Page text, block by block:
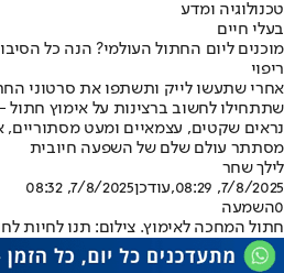
טכנולוגיה ומדע
בעלי חיים
מוכנים ליום החתול העולמי? הנה כל
ריפוי
אחרי שתעשו לייק ותשתפו את סרטוני
שתתחילו לחשוב ברצינות על אימוץ חתול -
נראים שקטים, עצמאיים ומעט
מסתתר עולם שלם של השפעה חיובית
לילך שחר
7/8/2025, 08:29
,עודכן7/8/2025, 08:32
0השמעה
חתול המחכה לאימוץ. צילום: תנו לחיות